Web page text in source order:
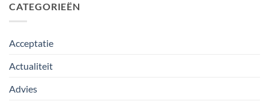
CATEGORIEËN
Acceptatie
Actualiteit
Advies